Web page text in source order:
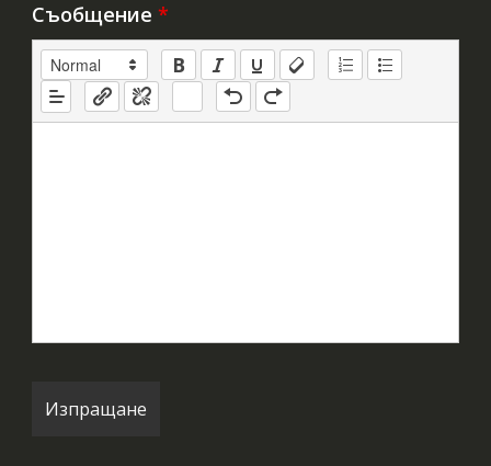
Съобщение *